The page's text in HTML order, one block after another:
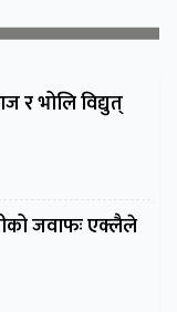
र भोलि विद्युत्
जवाफः एक्लैले